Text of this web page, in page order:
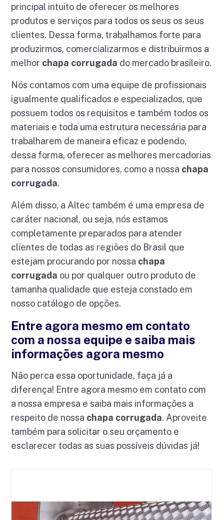
principal intuito de oferecer os melhores
produtos e serviços para todos os seus os seus
clientes. Dessa forma, trabalhamos forte para
produzirmos, comercializarmos e distribuirmos a
melhor chapa corrugada do mercado brasileiro.
Nós contamos com uma equipe de profissionais
igualmente qualificados e especializados, que
possuem todos os requisitos e também todos os
materiais e toda uma estrutura necessária para
trabalharem de maneira eficaz e podendo,
dessa forma, oferecer as melhores mercadorias
para nossos consumidores, como a nossa chapa
corrugada.
Além disso, a Altec também é uma empresa de
caráter nacional, ou seja, nós estamos
completamente preparados para atender
clientes de todas as regiões do Brasil que
estejam procurando por nossa chapa
corrugada ou por qualquer outro produto de
tamanha qualidade que esteja constado em
nosso catálogo de opções.
Entre agora mesmo em contato
com a nossa equipe e saiba mais
informações agora mesmo
Não perca essa oportunidade, faça já a
diferença! Entre agora mesmo em contato com
a nossa empresa e saiba mais informações a
respeito de nossa chapa corrugada. Aproveite
também para solicitar o seu orçamento e
esclarecer todas as suas possíveis dúvidas já!